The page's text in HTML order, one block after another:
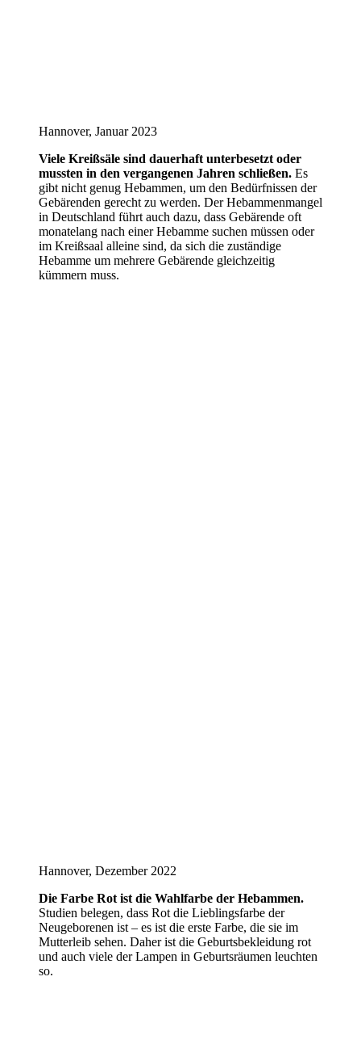
Hannover, Januar 2023
Viele Kreißsäle sind dauerhaft unterbesetzt oder
mussten in den vergangenen Jahren schließen. Es
gibt nicht genug Hebammen, um den Bedürfnissen der
Gebärenden gerecht zu werden. Der Hebammenmangel
in Deutschland führt auch dazu, dass Gebärende oft
monatelang nach einer Hebamme suchen müssen oder
im Kreißsaal alleine sind, da sich die zuständige
Hebamme um mehrere Gebärende gleichzeitig
kümmern muss.
Hannover, Dezember 2022
Die Farbe Rot ist die Wahlfarbe der Hebammen.
Studien belegen, dass Rot die Lieblingsfarbe der
Neugeborenen ist – es ist die erste Farbe, die sie im
Mutterleib sehen. Daher ist die Geburtsbekleidung rot
und auch viele der Lampen in Geburtsräumen leuchten
so.